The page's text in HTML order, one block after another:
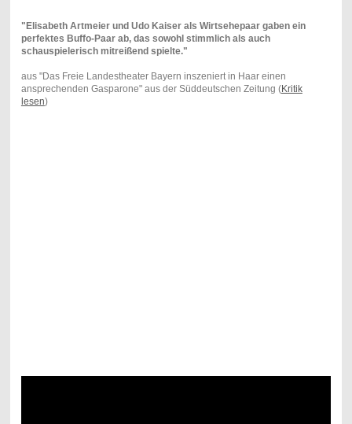
"Elisabeth Artmeier und Udo Kaiser als Wirtsehepaar gaben ein
perfektes Buffo-Paar ab, das sowohl stimmlich als auch
schauspielerisch mitreißend spielte."
aus "Das Freie Landestheater Bayern inszeniert in Haar einen
ansprechenden Gasparone" aus der Süddeutschen Zeitung (Kritik
lesen)